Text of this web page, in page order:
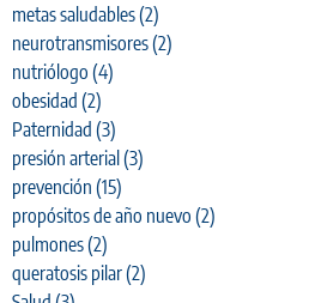
metas saludables(2)
neurotransmisores(2)
nutriólogo (4)
obesidad (2)
Paternidad (3)
presión arterial (3)
prevención (15)
propósitos de año nuevo (2)
pulmones(2)
queratosis pilar(2)